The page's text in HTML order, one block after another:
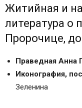
Молитва Святой
Молитва Святой
Молитва Святой
Святая Анна
Вышитые иконы
Православные
Житийная и
литература о
Пророчице,
Праведная Анна
Иконография,
Зеленина